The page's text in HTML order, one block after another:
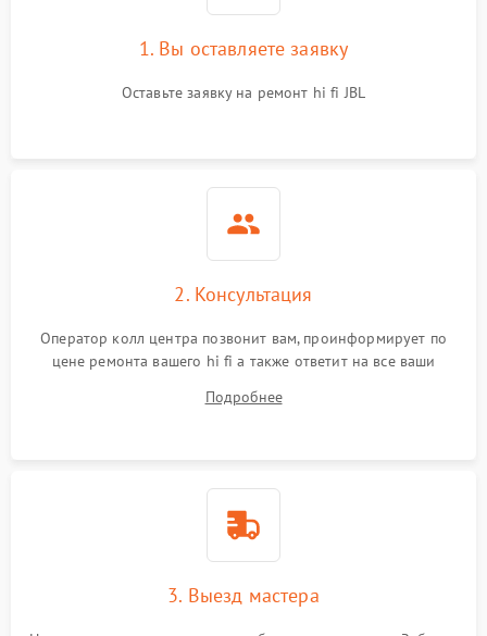
1. Вы оставляете заявку
Оставьте заявку на ремонт hi fi JBL
2. Консультация
Оператор колл центра позвонит вам, проинформирует по
цене ремонта вашего hi fi а также ответит на все ваши
Подробнее
3. Выезд мастера